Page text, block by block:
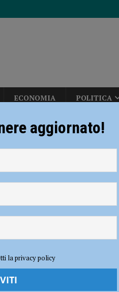
ECONOMIA POLITICA
la stazione di Piacenza”
poco dopo la fuga
e bloccato poco dopo
Amministrazione
aggiornato!
la privacy policy